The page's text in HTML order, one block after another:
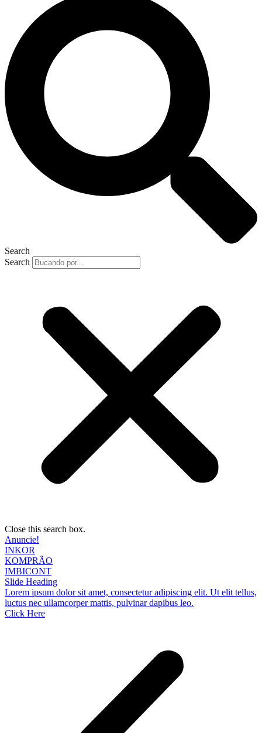
Search
Search
Close this search box.
Anuncie!
INKOR
KOMPRÃO
IMBICONT
Slide Heading
Lorem ipsum dolor sit amet, consectetur adipiscing elit. Ut elit tellus,
luctus nec ullamcorper mattis, pulvinar dapibus leo.
Click Here